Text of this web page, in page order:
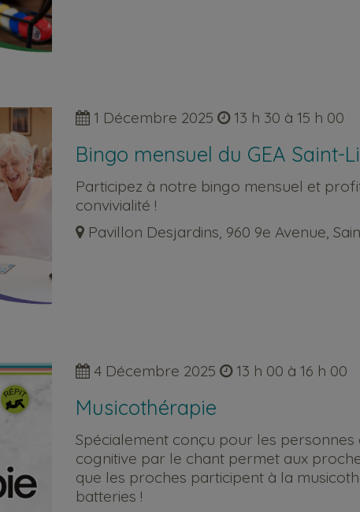
1 Décembre 2025 13 h 30 à 15 h 00
Bingo mensuel du GEA Saint-
Participez à notre bingo mensuel et
convivialité !
Pavillon Desjardins, 960 9e Avenue,
4 Décembre 2025 13 h 00 à 16 h 00
Musicothérapie
Spécialement conçu pour les
cognitive par le chant permet aux
que les proches participent à la
batteries !